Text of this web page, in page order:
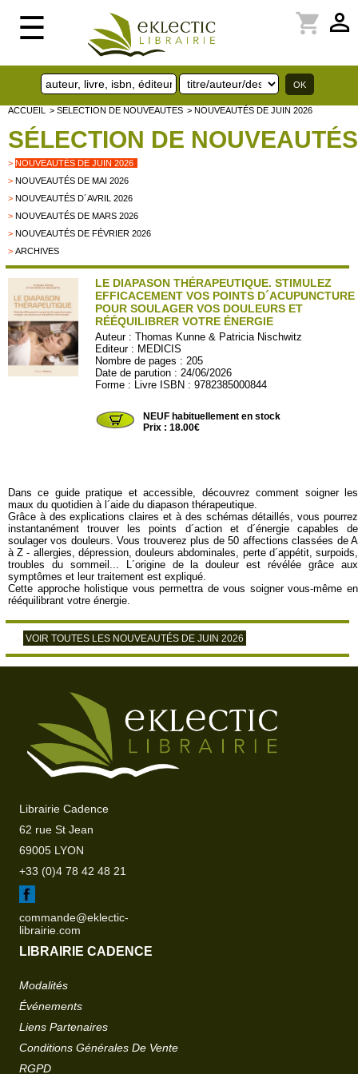
☰ perm_identity
shopping_cart
ACCUEIL > SELECTION DE NOUVEAUTES > NOUVEAUTÉS DE JUIN 2026
SÉLECTION DE NOUVEAUTÉS
> NOUVEAUTÉS DE JUIN 2026
> NOUVEAUTÉS DE MAI 2026
> NOUVEAUTÉS D´AVRIL 2026
> NOUVEAUTÉS DE MARS 2026
> NOUVEAUTÉS DE FÉVRIER 2026
> ARCHIVES
LE DIAPASON THÉRAPEUTIQUE. STIMULEZ
EFFICACEMENT VOS POINTS D´ACUPUNCTURE
POUR SOULAGER VOS DOULEURS ET
RÉÉQUILIBRER VOTRE ÉNERGIE
Auteur :Thomas Kunne & Patricia Nischwitz
Editeur : MEDICIS
Nombre de pages : 205
Date de parution : 24/06/2026
Forme : Livre ISBN : 9782385000844
NEUF habituellement en stock
Prix : 18.00€
Dans ce guide pratique et accessible, découvrez comment soigner les
maux du quotidien à l´aide du diapason thérapeutique.
Grâce à des explications claires et à des schémas détaillés, vous pourrez
instantanément trouver les points d´action et d´énergie capables de
soulager vos douleurs. Vous trouverez plus de 50 affections classées de A
à Z - allergies, dépression, douleurs abdominales, perte d´appétit, surpoids,
troubles du sommeil... L´origine de la douleur est révélée grâce aux
symptômes et leur traitement est expliqué.
Cette approche holistique vous permettra de vous soigner vous-même en
rééquilibrant votre énergie.
VOIR TOUTES LES NOUVEAUTÉS DE JUIN 2026
Librairie Cadence
62 rue St Jean
69005 LYON
+33 (0)4 78 42 48 21
commande@eklectic-
librairie.com
LIBRAIRIE CADENCE
Modalités
Événements
Liens Partenaires
Conditions Générales De Vente
RGPD